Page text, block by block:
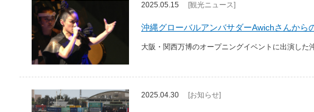
2025.05.15 [観光ニュース]
沖縄グローバルアンバサダーAwichさんから
大阪・関西万博のオープニングイベントに出演した
2025.04.30 [お知らせ]